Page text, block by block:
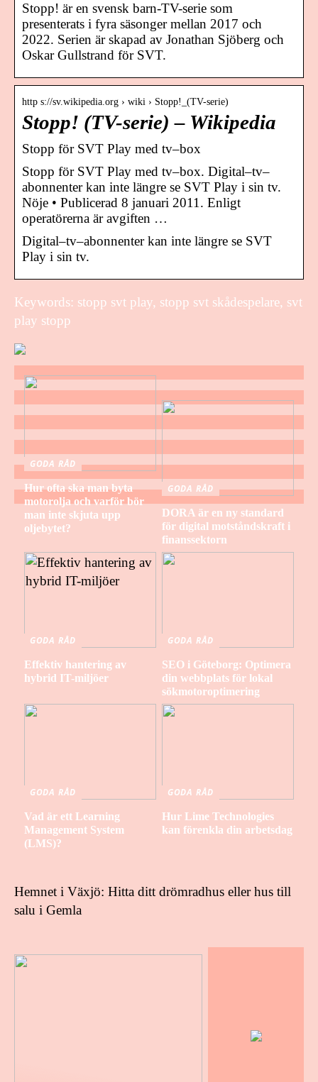
Stopp! är en svensk barn-TV-serie som
presenterats i fyra säsonger mellan 2017 och
2022. Serien är skapad av Jonathan Sjöberg och
Oskar Gullstrand för SVT.
http s://sv.wikipedia.org › wiki › Stopp!_(TV-serie)
Stopp! (TV-serie) – Wikipedia
Stopp för SVT Play med tv–box
Stopp för SVT Play med tv–box. Digital–tv–
abonnenter kan inte längre se SVT Play i sin tv.
Nöje • Publicerad 8 januari 2011. Enligt
operatörerna är avgiften …
Digital–tv–abonnenter kan inte längre se SVT
Play i sin tv.
Keywords: stopp svt play, stopp svt skådespelare, svt
play stopp
GODA RÅD
Hur ofta ska man byta
motorolja och varför bör
man inte skjuta upp
oljebytet?
GODA RÅD
DORA är en ny standard
för digital motståndskraft i
finanssektorn
GODA RÅD
Effektiv hantering av
hybrid IT-miljöer
GODA RÅD
SEO i Göteborg: Optimera
din webbplats för lokal
sökmotoroptimering
GODA RÅD
Vad är ett Learning
Management System
(LMS)?
GODA RÅD
Hur Lime Technologies
kan förenkla din arbetsdag
Hemnet i Växjö: Hitta ditt drömradhus eller hus till
salu i Gemla